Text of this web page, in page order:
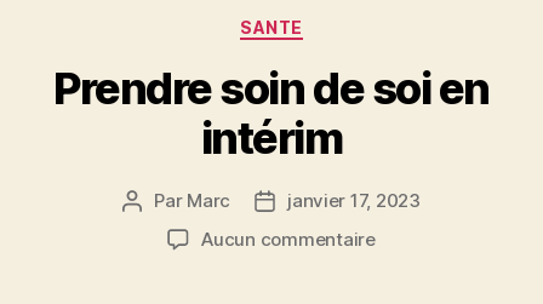
Catégories
SANTE
Prendre soin de soi en
intérim
Auteur
l’article
Par Marc
Datejanvier 17, 2023
Aucun commentairesur